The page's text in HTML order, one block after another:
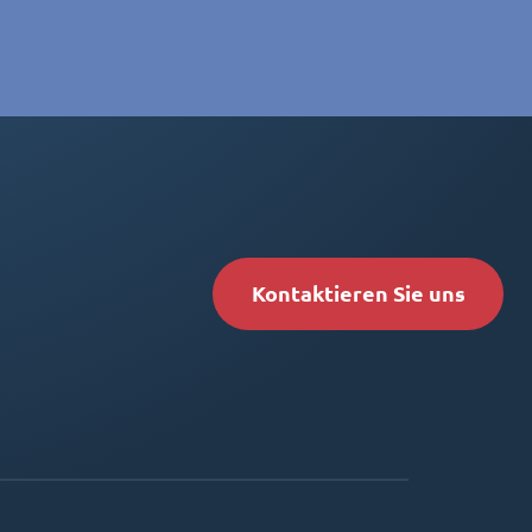
Kontaktieren Sie uns